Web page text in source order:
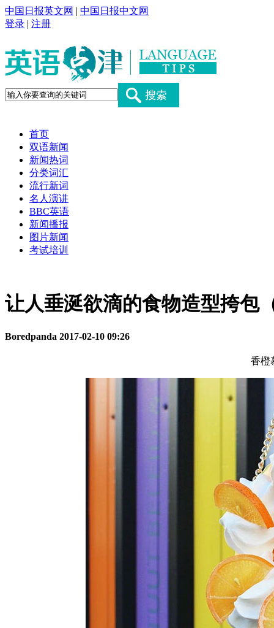
中国日报英文网 | 中国日报中文网
登录 | 注册
首页
双语新闻
新闻热词
分类词汇
流行新词
名人演讲
BBC英语
新闻播报
图片新闻
考试培训
让人垂涎欲滴的食物造型挎包
Boredpanda 2017-02-10 09:26
香橙